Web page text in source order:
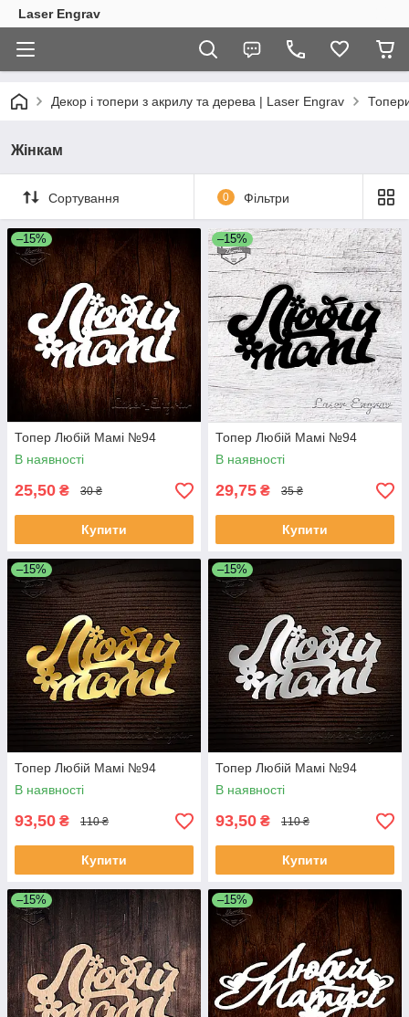
Laser Engrav
Декор і топери з акрилу та дерева | Laser Engrav
Жінкам
Сортування 0 Фільтри
–15%
Топер Любій Мамі №94
В наявності
25,50 ₴ 30 ₴
Купити
–15%
Топер Любій Мамі №94
В наявності
29,75 ₴ 35 ₴
Купити
–15%
Топер Любій Мамі №94
В наявності
93,50 ₴ 110 ₴
Купити
–15%
Топер Любій Мамі №94
В наявності
93,50 ₴ 110 ₴
Купити
–15% –15%